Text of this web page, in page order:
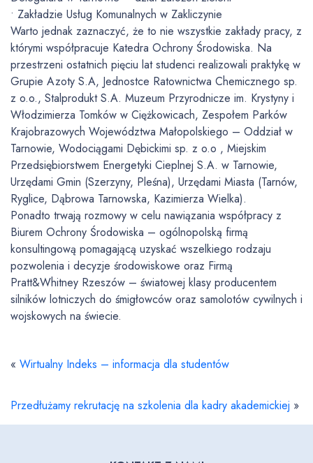
• Zakładzie Usług Komunalnych w Zakliczynie
Warto jednak zaznaczyć, że to nie wszystkie zakłady pracy, z
którymi współpracuje Katedra Ochrony Środowiska. Na
przestrzeni ostatnich pięciu lat studenci realizowali praktykę w
Grupie Azoty S.A, Jednostce Ratownictwa Chemicznego sp.
z o.o., Stalprodukt S.A. Muzeum Przyrodnicze im. Krystyny i
Włodzimierza Tomków w Ciężkowicach, Zespołem Parków
Krajobrazowych Województwa Małopolskiego – Oddział w
Tarnowie, Wodociągami Dębickimi sp. z o.o , Miejskim
Przedsiębiorstwem Energetyki Cieplnej S.A. w Tarnowie,
Urzędami Gmin (Szerzyny, Pleśna), Urzędami Miasta (Tarnów,
Ryglice, Dąbrowa Tarnowska, Kazimierza Wielka).
Ponadto trwają rozmowy w celu nawiązania współpracy z
Biurem Ochrony Środowiska – ogólnopolską firmą
konsultingową pomagającą uzyskać wszelkiego rodzaju
pozwolenia i decyzje środowiskowe oraz Firmą
Pratt&Whitney Rzeszów – światowej klasy producentem
silników lotniczych do śmigłowców oraz samolotów cywilnych i
wojskowych na świecie.
« Wirtualny Indeks – informacja dla studentów
Przedłużamy rekrutację na szkolenia dla kadry akademickiej »